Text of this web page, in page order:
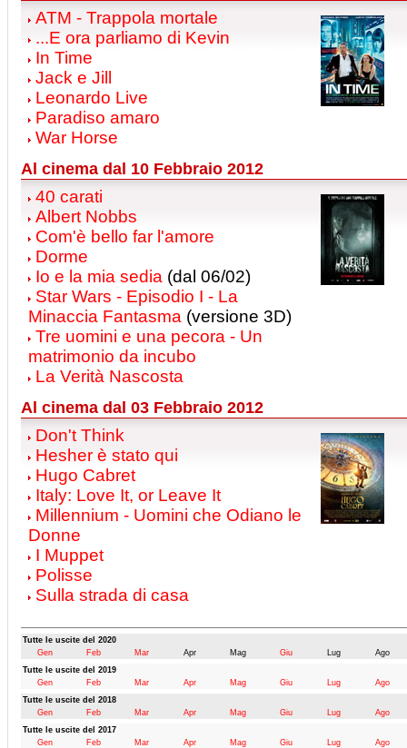
ATM - Trappola mortale
...E ora parliamo di Kevin
In Time
Jack e Jill
Leonardo Live
Paradiso amaro
War Horse
Al cinema dal 10 Febbraio 2012
40 carati
Albert Nobbs
Com'è bello far l'amore
Dorme
Io e la mia sedia (dal 06/02)
Star Wars - Episodio I - La
Minaccia Fantasma (versione 3D)
Tre uomini e una pecora - Un
matrimonio da incubo
La Verità Nascosta
Al cinema dal 03 Febbraio 2012
Don't Think
Hesher è stato qui
Hugo Cabret
Italy: Love It, or Leave It
Millennium - Uomini che Odiano le
Donne
I Muppet
Polisse
Sulla strada di casa
Tutte le uscite del 2020
Gen
Feb Mar Apr Mag Giu Lug
Ago
Tutte le uscite del 2019
Gen
Feb Mar Apr Mag Giu Lug
Ago
Tutte le uscite del 2018
Gen
Feb Mar Apr Mag Giu Lug
Ago
Tutte le uscite del 2017
Gen
Feb Mar Apr Mag Giu Lug
Ago